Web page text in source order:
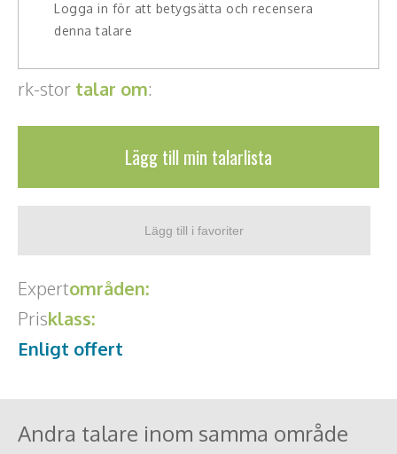
Konst
Something a Little Different
Kända personer
Företagsledare
Författare
Kända musiker
Logga in för att betygsätta och recensera
denna talare
rk-stor talar om:
Lägg till min talarlista
Expertområden:
Prisklass:
Enligt offert
Andra talare inom samma område